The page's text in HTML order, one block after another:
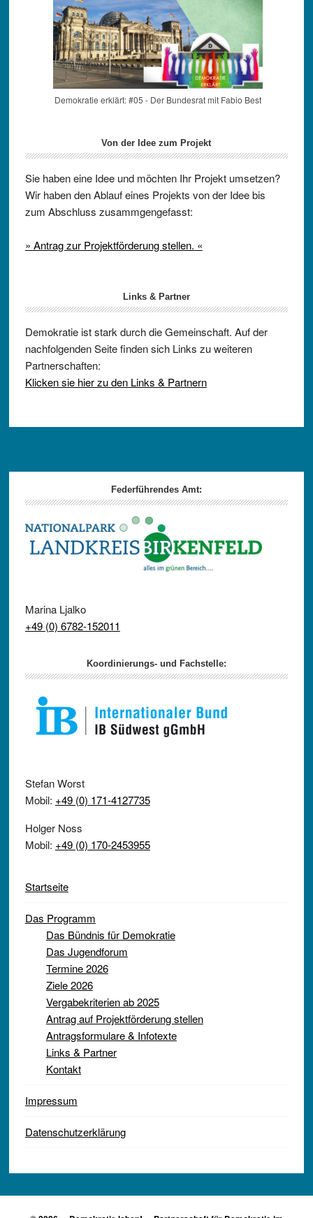
Demokratie erklärt: #05 - Der Bundesrat mit Fabio Best
Von der Idee zum Projekt
Sie haben eine Idee und möchten Ihr Projekt umsetzen?
Wir haben den Ablauf eines Projekts von der Idee bis
zum Abschluss zusammgengefasst:
» Antrag zur Projektförderung stellen. «
Links & Partner
Demokratie ist stark durch die Gemeinschaft. Auf der
nachfolgenden Seite finden sich Links zu weiteren
Partnerschaften:
Klicken sie hier zu den Links & Partnern
Footer Federführendes Amt:
Marina Ljalko
+49 (0) 6782-152011
Koordinierungs- und Fachstelle:
Stefan Worst
Mobil: +49 (0) 171-4127735
Holger Noss
Mobil: +49 (0) 170-2453955
Startseite
Das Programm
Das Bündnis für Demokratie
Das Jugendforum
Termine 2026
Ziele 2026
Vergabekriterien ab 2025
Antrag auf Projektförderung stellen
Antragsformulare & Infotexte
Links & Partner
Kontakt
Impressum
Datenschutzerklärung